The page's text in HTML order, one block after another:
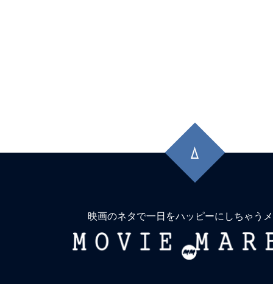
頭
に
映画のネタで一日をハッピーにしちゃう
MOVIE